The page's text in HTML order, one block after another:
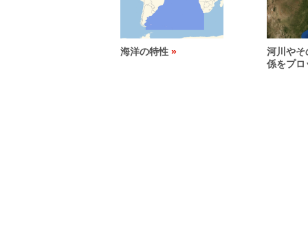
海洋の特性
河川やそ
係をプロ